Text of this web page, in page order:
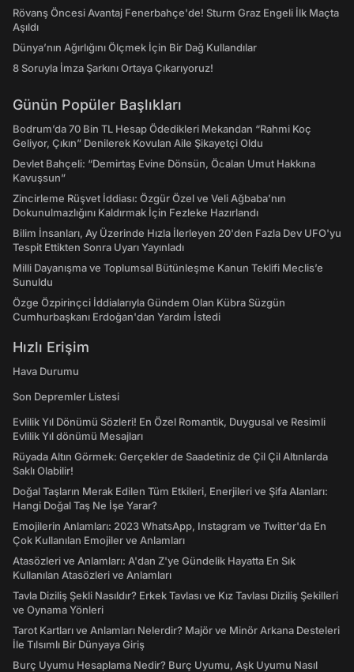
Rövanş Öncesi Avantaj Fenerbahçe'de! Sturm Graz Engeli İlk Maçta
Aşıldı
Dünya’nın Ağırlığını Ölçmek İçin Bir Dağ Kullandılar
8 Soruyla İmza Şarkını Ortaya Çıkarıyoruz!
Günün Popüler Başlıkları
Bodrum’da 70 Bin TL Hesap Ödedikleri Mekandan “Rahmi Koç
Geliyor, Çıkın” Denilerek Kovulan Aile Şikayetçi Oldu
Devlet Bahçeli: “Demirtaş Evine Dönsün, Öcalan Umut Hakkına
Kavuşsun”
Zincirleme Rüşvet İddiası: Özgür Özel ve Veli Ağbaba’nın
Dokunulmazlığını Kaldırmak İçin Fezleke Hazırlandı
Bilim İnsanları, Ay Üzerinde Hızla İlerleyen 20'den Fazla Dev UFO'yu
Tespit Ettikten Sonra Uyarı Yayınladı
Milli Dayanışma ve Toplumsal Bütünleşme Kanun Teklifi Meclis’e
Sunuldu
Özge Özpirinçci İddialarıyla Gündem Olan Kübra Süzgün
Cumhurbaşkanı Erdoğan'dan Yardım İstedi
Hızlı Erişim
Hava Durumu
Son Depremler Listesi
Evlilik Yıl Dönümü Sözleri! En Özel Romantik, Duygusal ve Resimli
Evlilik Yıl dönümü Mesajları
Rüyada Altın Görmek: Gerçekler de Saadetiniz de Çil Çil Altınlarda
Saklı Olabilir!
Doğal Taşların Merak Edilen Tüm Etkileri, Enerjileri ve Şifa Alanları:
Hangi Doğal Taş Ne İşe Yarar?
Emojilerin Anlamları: 2023 WhatsApp, Instagram ve Twitter'da En
Çok Kullanılan Emojiler ve Anlamları
Atasözleri ve Anlamları: A'dan Z'ye Gündelik Hayatta En Sık
Kullanılan Atasözleri ve Anlamları
Tavla Diziliş Şekli Nasıldır? Erkek Tavlası ve Kız Tavlası Diziliş Şekilleri
ve Oynama Yönleri
Tarot Kartları ve Anlamları Nelerdir? Majör ve Minör Arkana Desteleri
İle Tılsımlı Bir Dünyaya Giriş
Burç Uyumu Hesaplama Nedir? Burç Uyumu, Aşk Uyumu Nasıl